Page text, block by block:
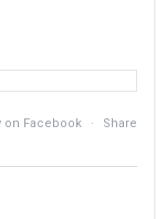
on Facebook · Share